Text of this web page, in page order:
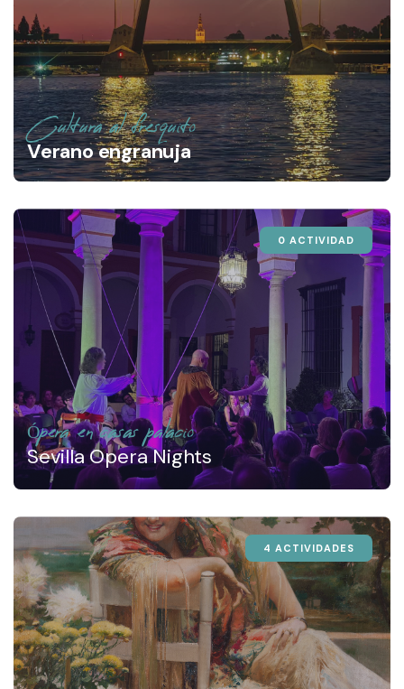
Cultura al fresquito
Verano engranuja
0 ACTIVIDAD
Ópera en casas palacio
Sevilla Opera Nights
4 ACTIVIDADES